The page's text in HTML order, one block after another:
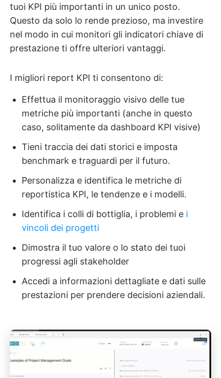
tuoi KPI più importanti in un unico posto.
Questo da solo lo rende prezioso, ma investire
nel modo in cui monitori gli indicatori chiave di
prestazione ti offre ulteriori vantaggi.
I migliori report KPI ti consentono di:
Effettua il monitoraggio visivo delle tue
metriche più importanti (anche in questo
caso, solitamente da dashboard KPI visive)
Tieni traccia dei dati storici e imposta
benchmark e traguardi per il futuro.
Personalizza e identifica le metriche di
reportistica KPI, le tendenze e i modelli.
Identifica i colli di bottiglia, i problemi e i
vincoli dei progetti
Dimostra il tuo valore o lo stato dei tuoi
progressi agli stakeholder
Accedi a informazioni dettagliate e dati sulle
prestazioni per prendere decisioni aziendali.